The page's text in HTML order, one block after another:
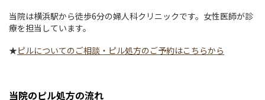
当院は横浜駅から徒歩6分の婦人科クリニックです。女性医師が診
療を担当しています。
★ピルについてのご相談・ピル処方のご予約はこちらから
当院のピル処方の流れ